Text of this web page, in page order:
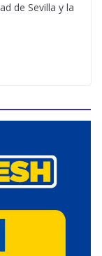
de Sevilla y la